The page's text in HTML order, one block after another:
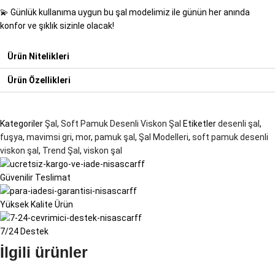
💫 Günlük kullanıma uygun bu şal modelimiz ile günün her anında
konfor ve şıklık sizinle olacak!
Ürün Nitelikleri
Ürün Özellikleri
KategorilerŞal , Soft Pamuk Desenli Viskon Şal Etiketlerdesenli şal ,
fuşya, mavimsi gri, mor, pamuk şal , Şal Modelleri, soft pamuk desenli
viskon şal , Trend Şal , viskon şal
Güvenilir Teslimat
Yüksek Kalite Ürün
7/24 Destek
İlgili ürünler